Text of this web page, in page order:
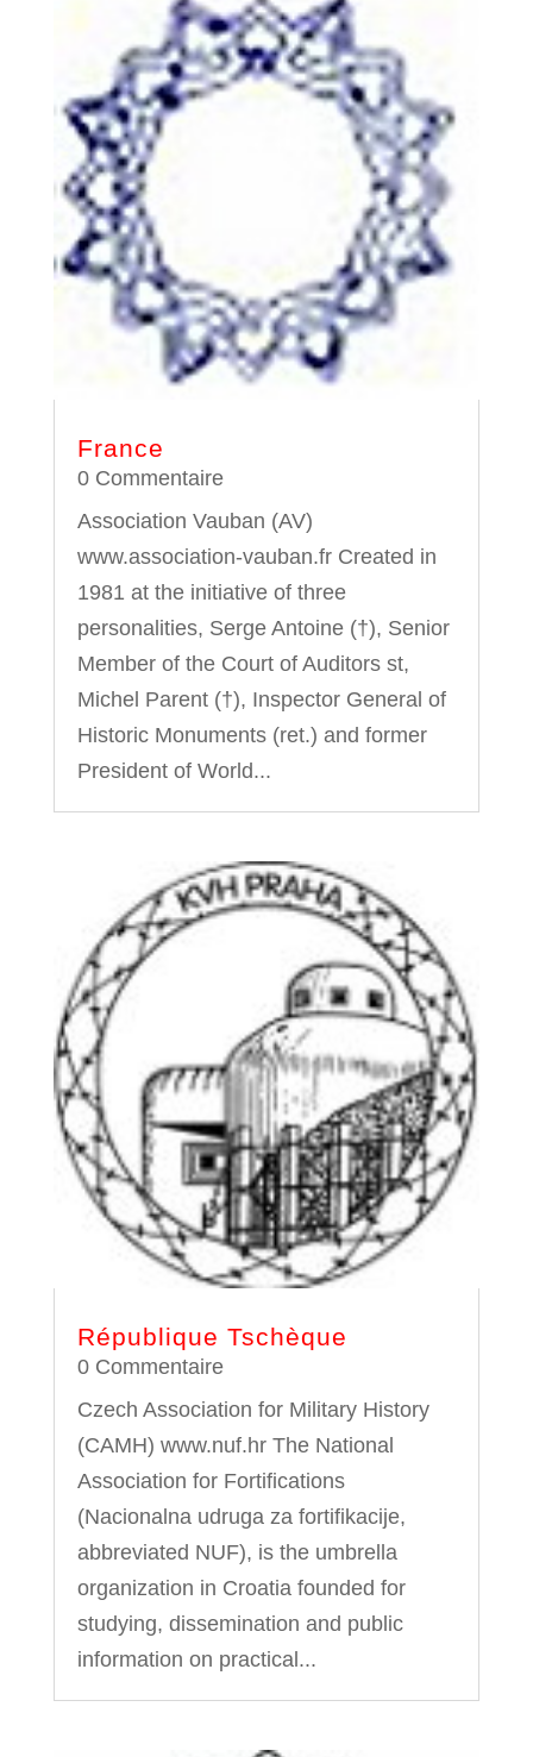
France
0 Commentaire
Association Vauban (AV)
www.association-vauban.fr Created in
1981 at the initiative of three
personalities, Serge Antoine (†), Senior
Member of the Court of Auditors st,
Michel Parent (†), Inspector General of
Historic Monuments (ret.) and former
President of World...
République Tschèque
0 Commentaire
Czech Association for Military History
(CAMH) www.nuf.hr The National
Association for Fortifications
(Nacionalna udruga za fortifikacije,
abbreviated NUF), is the umbrella
organization in Croatia founded for
studying, dissemination and public
information on practical...